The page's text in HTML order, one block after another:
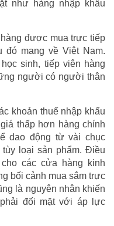
như hàng nhập khẩu
được mua trực tiếp
mang về Việt Nam.
sinh, tiếp viên hàng
người có người thân
khoản thuế nhập khẩu
thấp hơn hàng chính
dao động từ vài chục
loại sản phẩm. Điều
các cửa hàng kinh
bối cảnh mua sắm trực
là nguyên nhân khiến
đối mặt với áp lực